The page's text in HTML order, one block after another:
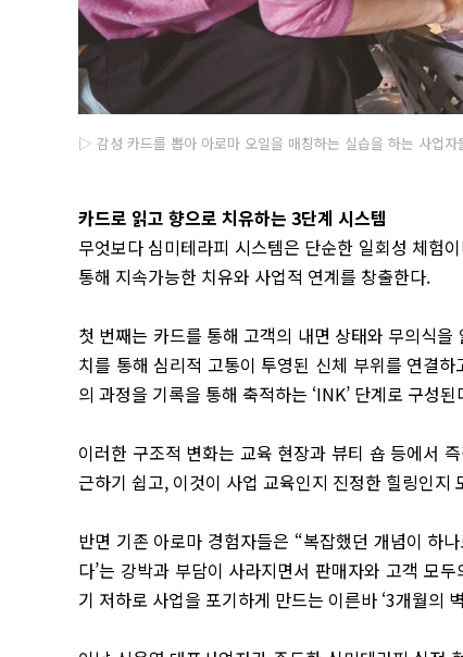
▷ 감성 카드를 뽑아 아로마 오일을 매칭하는 실습을 하는 사업자
카드로 읽고 향으로 치유하는 3단계 시스템
무엇보다 심미테라피 시스템은 단순한 일회성 체험
통해 지속가능한 치유와 사업적 연계를 창출한다.
첫 번째는 카드를 통해 고객의 내면 상태와 무의식
치를 통해 심리적 고통이 투영된 신체 부위를 연결
의 과정을 기록을 통해 축적하는 ‘INK’ 단계로 구성된
이러한 구조적 변화는 교육 현장과 뷰티 숍 등에서
근하기 쉽고, 이것이 사업 교육인지 진정한 힐링인
반면 기존 아로마 경험자들은 “복잡했던 개념이 하
다’는 강박과 부담이 사라지면서 판매자와 고객 모
기 저하로 사업을 포기하게 만드는 이른바 ‘3개월의